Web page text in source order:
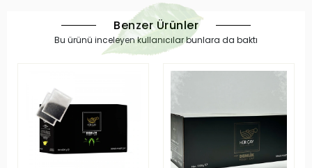
Benzer Ürünler
Bu ürünü inceleyen kullanıcılar bunlara da baktı